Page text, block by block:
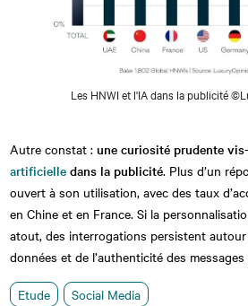
Les HNWI et l'IA dans la publicité
Autre constat :une curiosité prudente
artificielle dans la publicité. Plus d’un
ouvert à son utilisation, avec des taux
en Chine et en France. Si la
atout, des interrogations persistent
données et de l’authenticité des
Etude Social Media